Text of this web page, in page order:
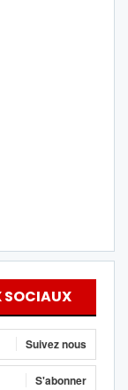
SOCIAUX
Suivez nous
S'abonner